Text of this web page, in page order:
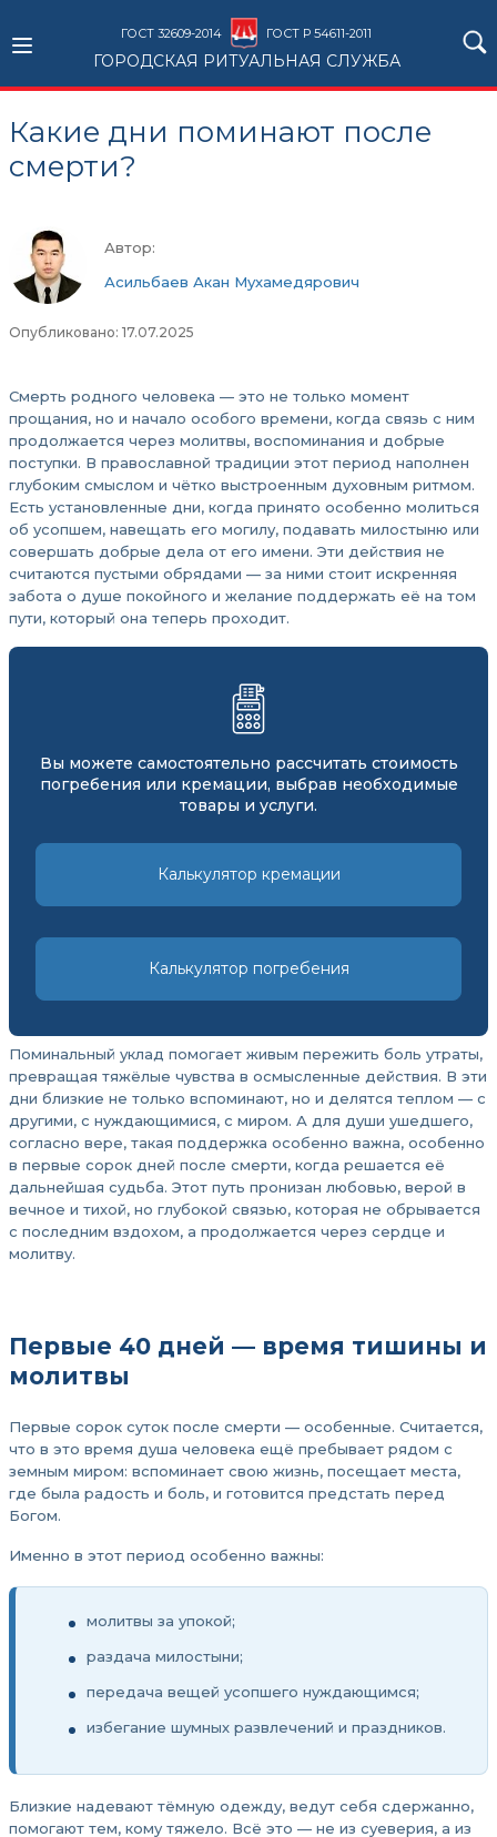
ГОСТ 32609-2014 ГОСТ Р 54611-2011
ГОРОДСКАЯ РИТУАЛЬНАЯ СЛУЖБА
Какие дни поминают после
смерти?
Автор:
Асильбаев Акан Мухамедярович
Опубликовано: 17.07.2025
Смерть родного человека — это не только момент
прощания, но и начало особого времени, когда связь с ним
продолжается через молитвы, воспоминания и добрые
поступки. В православной традиции этот период наполнен
глубоким смыслом и чётко выстроенным духовным ритмом.
Есть установленные дни, когда принято особенно молиться
об усопшем, навещать его могилу, подавать милостыню или
совершать добрые дела от его имени. Эти действия не
считаются пустыми обрядами — за ними стоит искренняя
забота о душе покойного и желание поддержать её на том
пути, который она теперь проходит.
Вы можете самостоятельно рассчитать стоимость
погребения или кремации, выбрав необходимые
товары и услуги.
Калькулятор кремации
Калькулятор погребения
Поминальный уклад помогает живым пережить боль утраты,
превращая тяжёлые чувства в осмысленные действия. В эти
дни близкие не только вспоминают, но и делятся теплом — с
другими, с нуждающимися, с миром. А для души ушедшего,
согласно вере, такая поддержка особенно важна, особенно
в первые сорок дней после смерти, когда решается её
дальнейшая судьба. Этот путь пронизан любовью, верой в
вечное и тихой, но глубокой связью, которая не обрывается
с последним вздохом, а продолжается через сердце и
молитву.
Первые 40 дней — время тишины и
молитвы
Первые сорок суток после смерти — особенные. Считается,
что в это время душа человека ещё пребывает рядом с
земным миром: вспоминает свою жизнь, посещает места,
где была радость и боль, и готовится предстать перед
Богом.
Именно в этот период особенно важны:
молитвы за упокой;
раздача милостыни;
передача вещей усопшего нуждающимся;
избегание шумных развлечений и праздников.
Близкие надевают тёмную одежду, ведут себя сдержанно,
помогают тем, кому тяжело. Всё это — не из суеверия, а из